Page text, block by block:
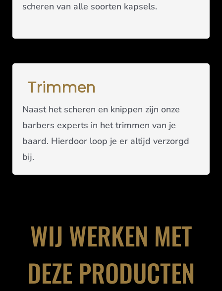
scheren van alle soorten kapsels.
Trimmen
Naast het scheren en knippen zijn onze
barbers experts in het trimmen van je
baard. Hierdoor loop je er altijd verzorgd
bij.
WIJ WERKEN MET
DEZE PRODUCTEN